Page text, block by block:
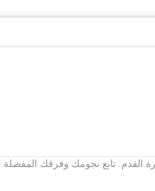
القدم. تابع نجومك وفرقك